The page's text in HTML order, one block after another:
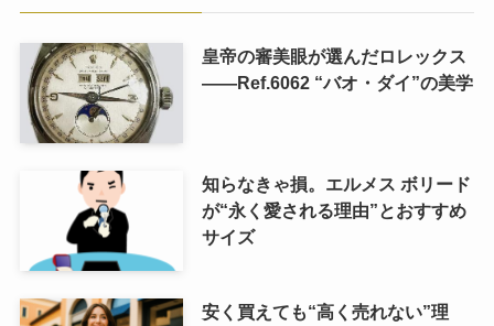
皇帝の審美眼が選んだロレックス
――Ref.6062 “バオ・ダイ”の美学
知らなきゃ損。エルメス ボリード
が“永く愛される理由”とおすすめ
サイズ
安く買えても“高く売れない”理